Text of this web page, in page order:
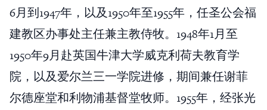
6月到1947年，以及1950年至1955年，任圣公会福
建教区办事处主任兼主教侍牧。1948年1月至
1950年9月赴英国牛津大学威克利荷夫教育学
院，以及爱尔兰三一学院进修，期间兼任谢菲
尔德座堂和利物浦基督堂牧师。1955年，经张光